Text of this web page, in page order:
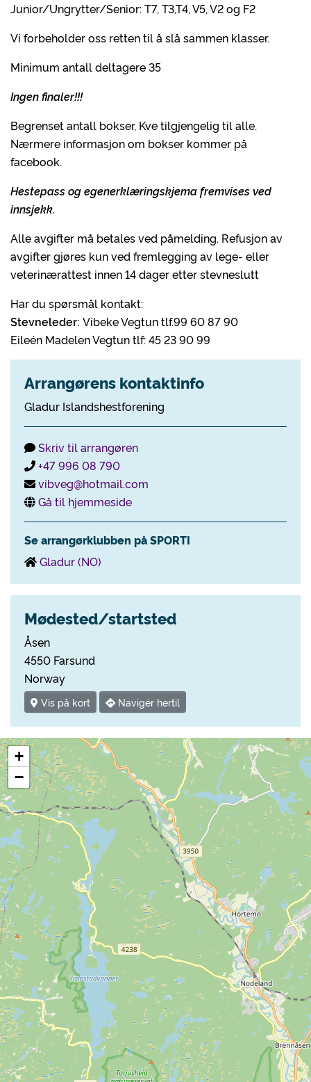
Junior/Ungrytter/Senior: T7, T3,T4, V5, V2 og F2
Vi forbeholder oss retten til å slå sammen klasser.
Minimum antall deltagere 35
Ingen finaler!!!
Begrenset antall bokser, Kve tilgjengelig til alle.
Nærmere informasjon om bokser kommer på
facebook.
Hestepass og egenerklæringskjema fremvises ved
innsjekk.
Alle avgifter må betales ved påmelding. Refusjon av
avgifter gjøres kun ved fremlegging av lege- eller
veterinærattest innen 14 dager etter stevneslutt
Har du spørsmål kontakt:
Stevneleder: Vibeke Vegtun tlf.99 60 87 90
Eileén Madelen Vegtun tlf: 45 23 90 99
Arrangørens kontaktinfo
Gladur Islandshestforening
Skriv til arrangøren
+47 996 08 790
vibveg@hotmail.com
Gå til hjemmeside
Se arrangørklubben på SPORTI
Gladur (NO)
Mødested/startsted
Åsen
4550 Farsund
Norway
Vis på kort Navigér hertil
+
−